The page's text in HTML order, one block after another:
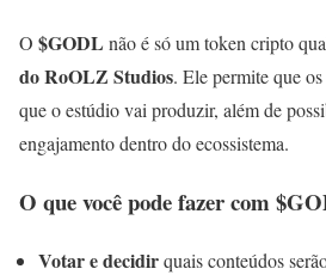
O $GODL não é só um token cripto
do RoOLZ Studios. Ele permite que
que o estúdio vai produzir, além de
engajamento dentro do ecossistema.
O que você pode fazer com
Votar e decidirquais conteúdos